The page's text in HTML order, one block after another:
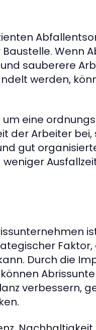
Wenn
sauberere
werden,
um eine
der Arbeiter
gut
Durch die
verbessern,